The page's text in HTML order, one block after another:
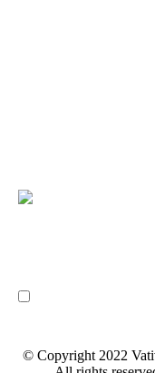
© Copyright 2022